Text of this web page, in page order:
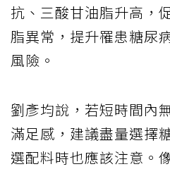
抗、三酸甘油脂升高，
脂異常，提升罹患糖尿
風險。
劉彥均說，若短時間內
滿足感，建議盡量選擇
選配料時也應該注意。